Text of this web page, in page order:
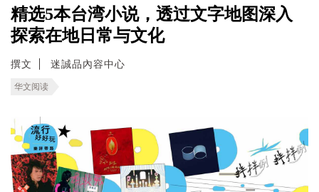
精选5本台湾小说，透过文字地图深入
探索在地日常与文化
撰文 迷誠品內容中心
华文阅读